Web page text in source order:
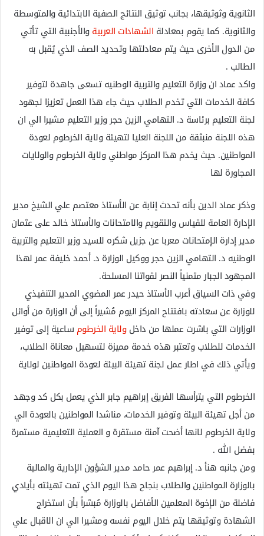
الثانوية وثوثيقها، بجانب توثيق النتائج الصفية الابتدائية والمتوسطة
والثانوية. كما يقوم بمعادلة الشهادات العربيةوالأجنبية التي تأتي
من الدول الأخرى حيث يتم معادلتها وتحديد الصف الذي يُقبل به
الطالب .
واكد عماد ان وزارة التعليم والتربية الوطنيه تسعى جاهدة لتوفير
كافة الخدمات التي تخدم الطلاب حيث جاء هذا العمل تعزيزا لجهود
لجنة التعليم برئاسة د. التهامي الزين حجر وزير التعليم مشيرا الي ان
هذه اللجنة منبثقة من اللجنة العليا لتهيئة ولاية الخرطوم لعودة
المواطنين. حيث يخدم هذا المركز مواطني ولاية الخرطوم والولايات
المجاورة لها
وذكر عماد الدين بأنه تحدث إنابة عن الأستاذ معتصم علي الشيخ مدير
الإدارة العامة للقياس والتقويم والامتحانات والأستاذ خالد على عثمان
مدير إدارة الإمتحانات معربا عن جزيل شكره للسيد وزير التعليم والتربية
الوطنيه د. التهامي الزين حجر ووكيل الوزارة د. أحمد خليفة عمر لهذا
المجهود الجبار متمنياً النصر لقواتنا المسلحة.
وفي ذات السياق أعرب الأستاذ حيدر عمر المضوي المدير التنفيذي
للوزارة عن سعادته بافتتاح المركز اليوم مُشيراً إلى أن الوزارة من أوائل
الوزارات التي باشرت عملها من داخلولاية الخرطوم ساعية إلى توفير
الخدمات للطلاب وتعتبر هذه خدمة مميزة لتسهيل معاناة الطلاب،
ويأتي ذلك في اطار عمل لجنة تهيئة البيئة لعودة المواطنين لولاية
الخرطوم التي يترأسها الفريق إبراهيم جابر الذي يعمل بكل كد وجهد
من أجل تهيئة البيئة وتوفير الخدمات، مناشدا المواطنين بالعودة الي
ولاية الخرطوم لانها أضحت آمنة مستقرة و العملية التعليمية مستمرة
بفضل الله .
ومن جانبه هنأ د. إبراهيم عمر حامد مدير الشؤون الإدارية والمالية
بالوزارة المواطنين والطلاب بنجاح هذا اليوم الذي تمت تهيئته بأيادي
فاضلة من الإخوة المعلمين الأفاضل بالوزارة مُبشراً بأن استخراج
الشهادة وتوثيقها يتم خلال اليوم نفسه ومشيرا الي ان الاقبال علي